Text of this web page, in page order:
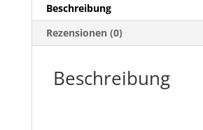
Beschreibung
Rezensionen (0)
Beschreibung